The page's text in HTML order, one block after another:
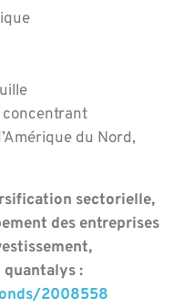
du Nord,
sectorielle,
des entreprises
quantalys :
2008558